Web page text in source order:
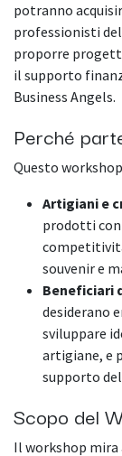
potranno
professionisti
proporre
il supporto
Business Angels.
Perché
Questo
Artigiani e
prodotti
souvenir e
Beneficiari
desiderano
sviluppare
artigiane, e
supporto
Scopo del
Il workshop